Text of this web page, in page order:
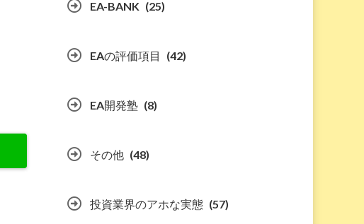
EA-BANK (25)
EAの評価項目 (42)
EA開発塾 (8)
その他 (48)
投資業界のアホな実態 (57)